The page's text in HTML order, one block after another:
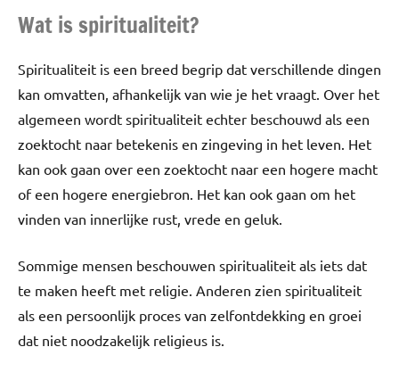
Wat is spiritualiteit?
Spiritualiteit is een breed begrip dat verschillende dingen
kan omvatten, afhankelijk van wie je het vraagt. Over het
algemeen wordt spiritualiteit echter beschouwd als een
zoektocht naar betekenis en zingeving in het leven. Het
kan ook gaan over een zoektocht naar een hogere macht
of een hogere energiebron. Het kan ook gaan om het
vinden van innerlijke rust, vrede en geluk.
Sommige mensen beschouwen spiritualiteit als iets dat
te maken heeft met religie. Anderen zien spiritualiteit
als een persoonlijk proces van zelfontdekking en groei
dat niet noodzakelijk religieus is.